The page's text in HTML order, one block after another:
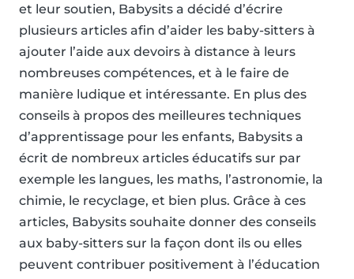
et leur soutien, Babysits a décidé d’écrire
plusieurs articles afin d’aider les baby-sitters à
ajouter l’aide aux devoirs à distance à leurs
nombreuses compétences, et à le faire de
manière ludique et intéressante. En plus des
conseils à propos des meilleures techniques
d’apprentissage pour les enfants, Babysits a
écrit de nombreux articles éducatifs sur par
exemple les langues, les maths, l’astronomie, la
chimie, le recyclage, et bien plus. Grâce à ces
articles, Babysits souhaite donner des conseils
aux baby-sitters sur la façon dont ils ou elles
peuvent contribuer positivement à l’éducation